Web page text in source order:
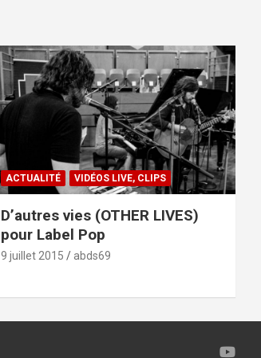
ACTUALITÉ VIDÉOS LIVE, CLIPS
D’autres vies (OTHER LIVES)
pour Label Pop
9 juillet 2015 abds69